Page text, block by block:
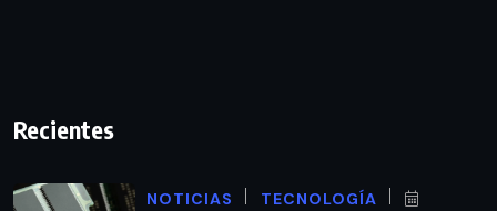
Recientes
NOTICIAS TECNOLOGÍA